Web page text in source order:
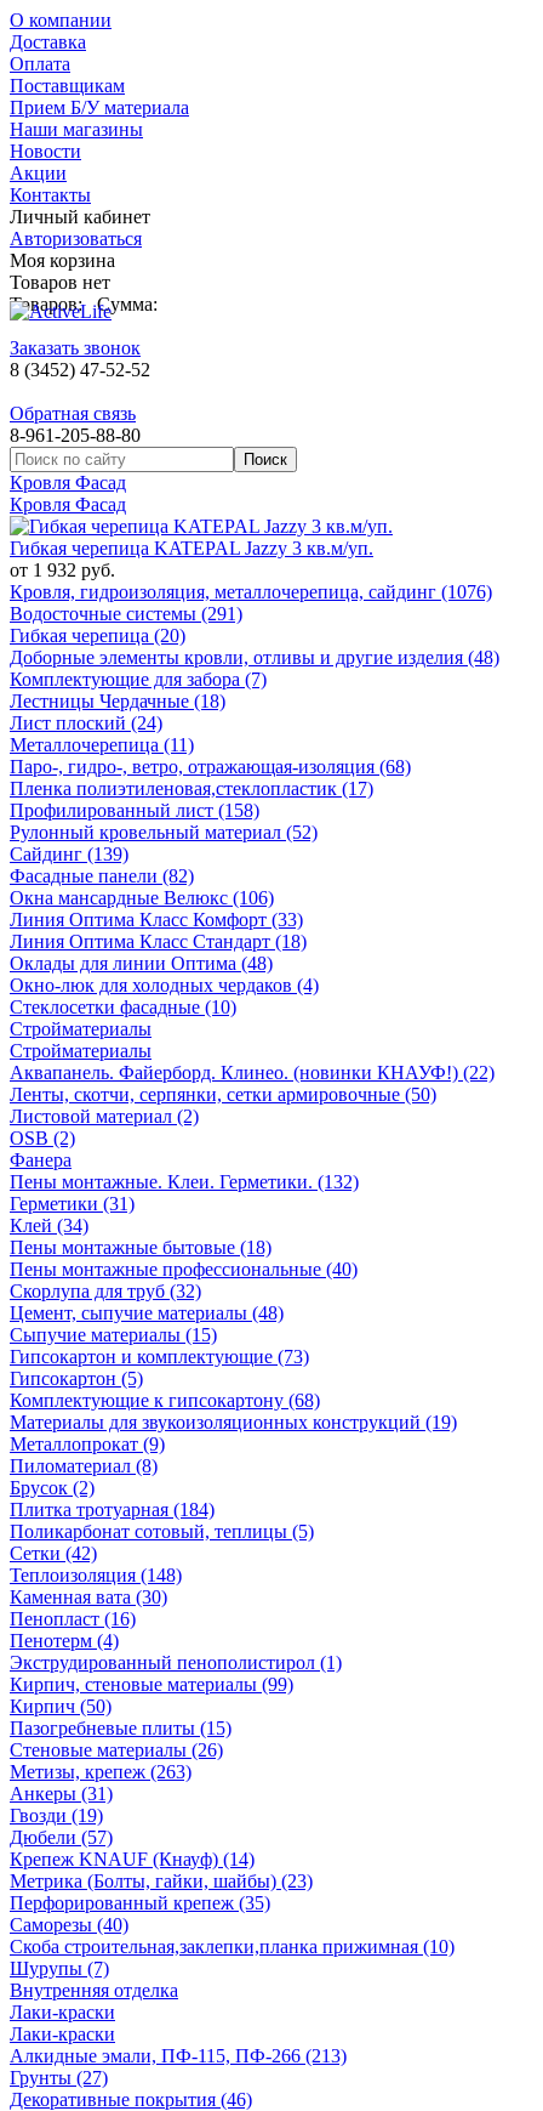
О компании
Доставка
Оплата
Поставщикам
Прием Б/У материала
Наши магазины
Новости
Акции
Контакты
Личный кабинет
Авторизоваться
Моя корзина
Товаров нет
Товаров: Сумма:
Заказать звонок
8 (3452) 47-52-52
Обратная связь
8-961-205-88-80
Кровля Фасад
Кровля Фасад
Гибкая черепица KATEPAL Jazzy 3 кв.м/уп.
от 1 932 руб.
Кровля, гидроизоляция, металлочерепица, сайдинг (1076)
Водосточные системы (291)
Гибкая черепица (20)
Доборные элементы кровли, отливы и другие изделия (48)
Комплектующие для забора (7)
Лестницы Чердачные (18)
Лист плоский (24)
Металлочерепица (11)
Паро-, гидро-, ветро, отражающая-изоляция (68)
Пленка полиэтиленовая,стеклопластик (17)
Профилированный лист (158)
Рулонный кровельный материал (52)
Сайдинг (139)
Фасадные панели (82)
Окна мансардные Велюкс (106)
Линия Оптима Класс Комфорт (33)
Линия Оптима Класс Стандарт (18)
Оклады для линии Оптима (48)
Окно-люк для холодных чердаков (4)
Стеклосетки фасадные (10)
Стройматериалы
Стройматериалы
Аквапанель. Файерборд. Клинео. (новинки КНАУФ!) (22)
Ленты, скотчи, серпянки, сетки армировочные (50)
Листовой материал (2)
OSB (2)
Фанера
Пены монтажные. Клеи. Герметики. (132)
Герметики (31)
Клей (34)
Пены монтажные бытовые (18)
Пены монтажные профессиональные (40)
Скорлупа для труб (32)
Цемент, сыпучие материалы (48)
Сыпучие материалы (15)
Гипсокартон и комплектующие (73)
Гипсокартон (5)
Комплектующие к гипсокартону (68)
Материалы для звукоизоляционных конструкций (19)
Металлопрокат (9)
Пиломатериал (8)
Брусок (2)
Плитка тротуарная (184)
Поликарбонат сотовый, теплицы (5)
Сетки (42)
Теплоизоляция (148)
Каменная вата (30)
Пенопласт (16)
Пенотерм (4)
Экструдированный пенополистирол (1)
Кирпич, стеновые материалы (99)
Кирпич (50)
Пазогребневые плиты (15)
Стеновые материалы (26)
Метизы, крепеж (263)
Анкеры (31)
Гвозди (19)
Дюбели (57)
Крепеж KNAUF (Кнауф) (14)
Метрика (Болты, гайки, шайбы) (23)
Перфорированный крепеж (35)
Саморезы (40)
Скоба строительная,заклепки,планка прижимная (10)
Шурупы (7)
Внутренняя отделка
Лаки-краски
Лаки-краски
Алкидные эмали, ПФ-115, ПФ-266 (213)
Грунты (27)
Декоративные покрытия (46)